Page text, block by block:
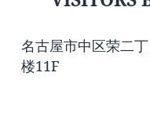
名古屋市中区荣二
楼11F